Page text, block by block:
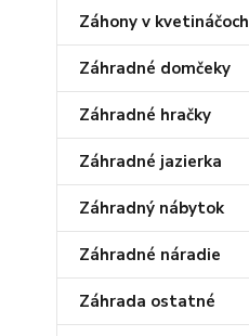
Záhony v kvetináčoch
Záhradné domčeky
Záhradné hračky
Záhradné jazierka
Záhradný nábytok
Záhradné náradie
Záhrada ostatné